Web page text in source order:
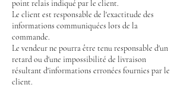
point relais indiqué par le client.
Le client est responsable de l'exactitude des
informations communiquées lors de la
commande.
Le vendeur ne pourra être tenu responsable d'un
retard ou d'une impossibilité de livraison
résultant d'informations erronées fournies par le
client.